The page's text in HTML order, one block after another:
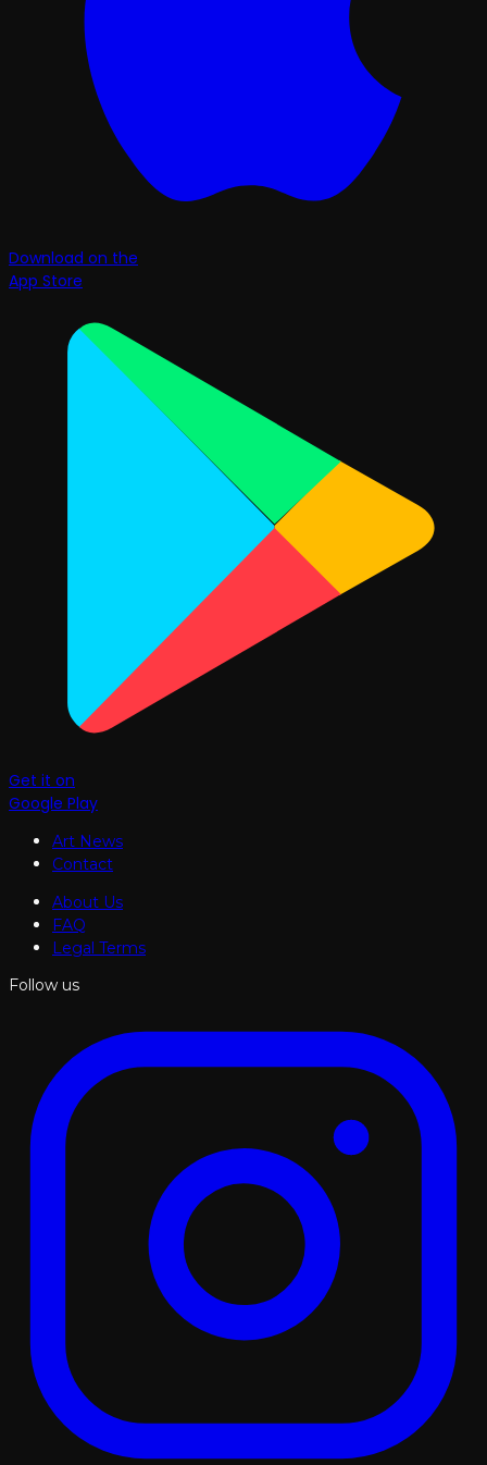
Download on the
App Store
Get it on
Google Play
Art News
Contact
About Us
FAQ
Legal Terms
Follow us